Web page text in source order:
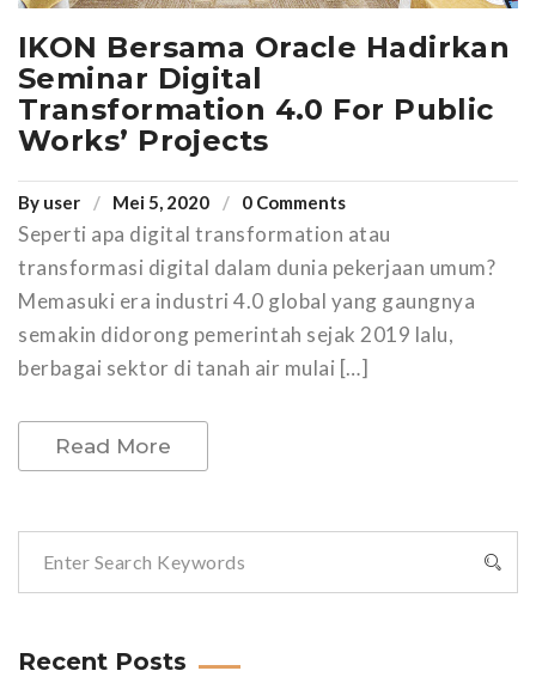
IKON Bersama Oracle Hadirkan
Seminar Digital
Transformation 4.0 For Public
Works’ Projects
By user Mei 5, 2020 0 Comments
Seperti apa digital transformation atau
transformasi digital dalam dunia pekerjaan umum?
Memasuki era industri 4.0 global yang gaungnya
semakin didorong pemerintah sejak 2019 lalu,
berbagai sektor di tanah air mulai […]
Read More
Recent Posts